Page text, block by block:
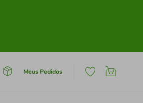
Meus Pedidos